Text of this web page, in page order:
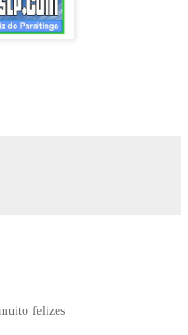
felizes